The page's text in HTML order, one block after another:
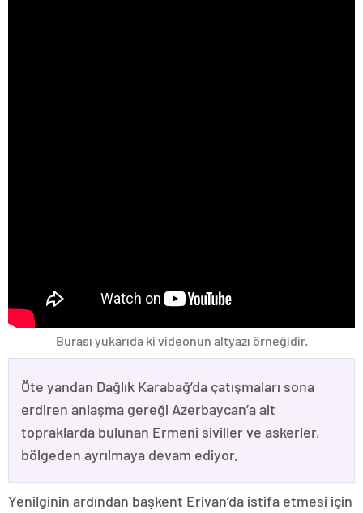
Burası yukarıda ki videonun altyazı örneğidir.
Öte yandan Dağlık Karabağ’da çatışmaları sona
erdiren anlaşma gereği Azerbaycan’a ait
topraklarda bulunan Ermeni siviller ve askerler,
bölgeden ayrılmaya devam ediyor.
Yenilginin ardından başkent Erivan’da istifa etmesi için